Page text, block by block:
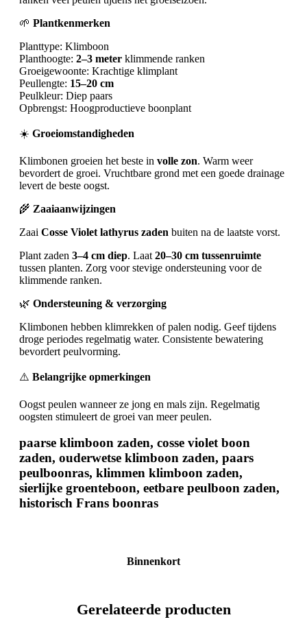
🌱 Plantkenmerken
Planttype: Klimboon
Planthoogte: 2–3 meter klimmende ranken
Groeigewoonte: Krachtige klimplant
Peullengte: 15–20 cm
Peulkleur: Diep paars
Opbrengst: Hoogproductieve boonplant
☀️ Groeiomstandigheden
Klimbonen groeien het beste in volle zon. Warm weer
bevordert de groei. Vruchtbare grond met een goede drainage
levert de beste oogst.
🌾 Zaaiaanwijzingen
Zaai Cosse Violet lathyrus zaden buiten na de laatste vorst.
Plant zaden 3–4 cm diep. Laat 20–30 cm tussenruimte
tussen planten. Zorg voor stevige ondersteuning voor de
klimmende ranken.
🌿 Ondersteuning & verzorging
Klimbonen hebben klimrekken of palen nodig. Geef tijdens
droge periodes regelmatig water. Consistente bewatering
bevordert peulvorming.
⚠️ Belangrijke opmerkingen
Oogst peulen wanneer ze jong en mals zijn. Regelmatig
oogsten stimuleert de groei van meer peulen.
paarse klimboon zaden, cosse violet boon
zaden, ouderwetse klimboon zaden, paars
peulboonras, klimmen klimboon zaden,
sierlijke groenteboon, eetbare peulboon zaden,
historisch Frans boonras
Binnenkort
Gerelateerde producten